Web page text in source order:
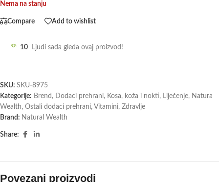
Nema na stanju
Compare Add to wishlist
10 Ljudi sada gleda ovaj proizvod!
SKU: SKU-8975
Kategorije: Brend , Dodaci prehrani, Kosa, koža i nokti, Liječenje, Natura
Wealth, Ostali dodaci prehrani, Vitamini, Zdravlje
Brand: Natural Wealth
Share:
Povezani proizvodi